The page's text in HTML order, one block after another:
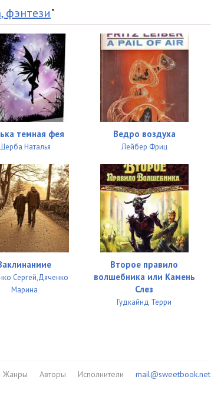
фэнтези"
темная фея
Наталья
Ведро воздуха
Лейбер Фриц
Сергей,Дяченко
Марина
Второе правило
волшебника или Камень
Слез
Гудкайнд Терри
Жанры Авторы Исполнители mail@sweetbook.net